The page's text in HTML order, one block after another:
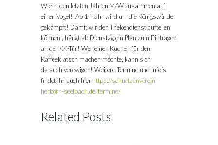
Wie in den letzten Jahren M/W zusammen auf
einen Vogel! Ab 14 Uhr wird um die Königswürde
gekämpft! Damit wir den Thekendienst aufteilen
können , hängt ab Dienstag ein Plan zum Eintragen
an der KK-Tür! Wer einen Kuchen für den
Kaffeeklatsch machen möchte, kann sich
da auch verewigen! Weitere Termine und Info´s
findet Ihr auch hier https://schuetzenverein-
herborn-seelbach.de/termine/
Related Posts